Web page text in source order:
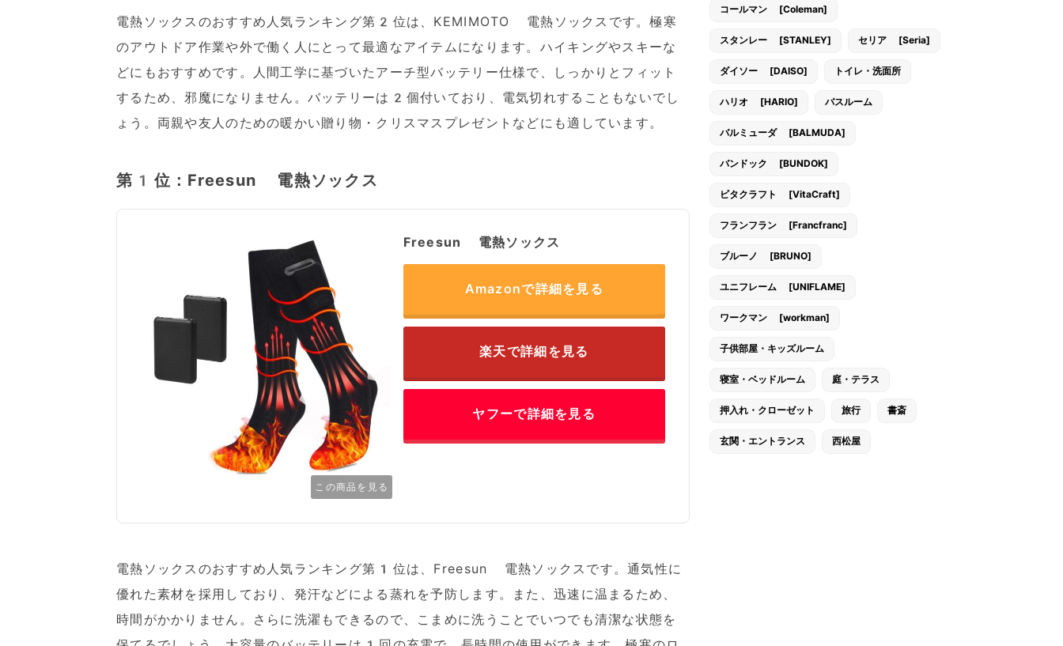
電熱ソックスのおすすめ人気ランキング第2位は、KEMIMOTO 電熱ソックスです。極寒
のアウトドア作業や外で働く人にとって最適なアイテムになります。ハイキングやスキーな
どにもおすすめです。人間工学に基づいたアーチ型バッテリー仕様で、しっかりとフィット
するため、邪魔になりません。バッテリーは2個付いており、電気切れすることもないでし
ょう。両親や友人のための暖かい贈り物・クリスマスプレゼントなどにも適しています。
第1位：Freesun 電熱ソックス
この商品を見る
Freesun 電熱ソックス
Amazonで詳細を見る
楽天で詳細を見る
ヤフーで詳細を見る
電熱ソックスのおすすめ人気ランキング第1位は、Freesun 電熱ソックスです。通気性に
優れた素材を採用しており、発汗などによる蒸れを予防します。また、迅速に温まるため、
時間がかかりません。さらに洗濯もできるので、こまめに洗うことでいつでも清潔な状態を
コールマン [Coleman]
スタンレー [STANLEY] セリア [Seria]
ダイソー [DAISO] トイレ・洗面所
ハリオ [HARIO] バスルーム
バルミューダ [BALMUDA]
バンドック [BUNDOK]
ビタクラフト [VitaCraft]
フランフラン [Francfranc]
ブルーノ [BRUNO]
ユニフレーム [UNIFLAME]
ワークマン [workman]
子供部屋・キッズルーム
寝室・ベッドルーム 庭・テラス
押入れ・クローゼット 旅行 書斎
玄関・エントランス 西松屋